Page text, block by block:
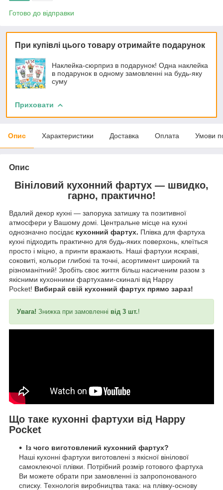
Готово до відправки
При купівлі цього товару отримайте подарунок
Наклейка-сюрприз в подарунок! Одна наклейка
в подарунок в одному замовленні на будь-яку
суму
Приховати
Опис Характеристики Доставка Оплата Умови
Опис
Вініловий кухонний фартух — швидко,
гарно, практично!
Вдалий декор кухні — запорука затишку та позитивної
атмосфери у Вашому домі. Центральне місце на кухні
однозначно посідає кухонний фартух. Плівка для фартуха
кухні підходить практично для будь-яких поверхонь, клеїться
просто і міцно, а принти вражають. Наші фартухи яскраві,
соковиті, кольори глибокі та точні, асортимент широкий та
різноманітний! Зробіть своє життя більш насиченим разом з
якісними кухонними фартухами-скиналі від Happy
Pocket! Вибирай свій кухонний фартух прямо зараз!
Увага! Знижка при замовленні від 3 шт.!
Що таке кухонні фартухи від Happy
Pocket
Із чого виготовлений кухонний фартух?
Наші кухонні фартухи виготовлені з якісної вінілової
самоклеючої плівки. Потрібний розмір готового фартуха
Ви можете обрати при замовленні із запропонованого
списку. Технологія виробництва така: на плівку-основу